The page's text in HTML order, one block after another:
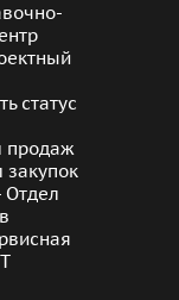
статус
продаж